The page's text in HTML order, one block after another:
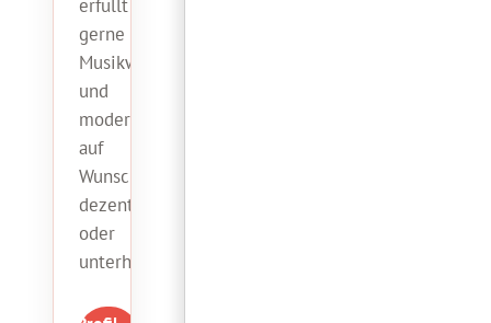
erfüllt
gerne
Musikwünsche
und
moderiert
auf
Wunsch
dezent
oder
unterhaltsam.